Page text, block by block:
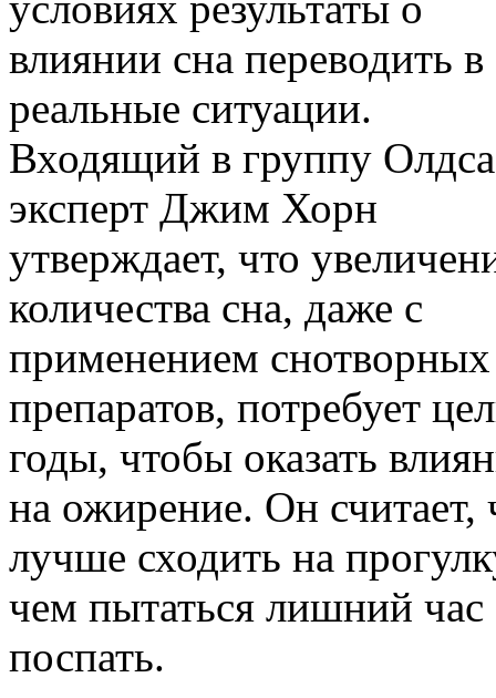
влиянии сна переводить в
реальные ситуации.
Входящий в группу Олдса
эксперт Джим Хорн
утверждает, что
количества сна, даже с
применением снотворных
препаратов, потребует
годы, чтобы оказать
на ожирение. Он считает,
лучше сходить на
чем пытаться лишний час
поспать.